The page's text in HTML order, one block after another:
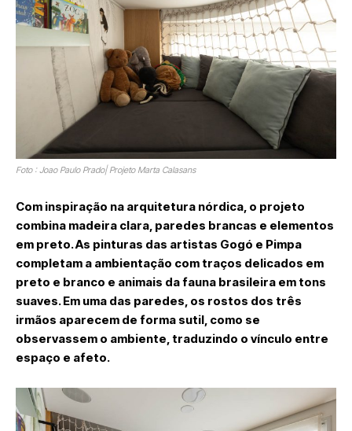
Foto : Joao Paulo Prado| Projeto Marta Calasans
Com inspiração na arquitetura nórdica, o projeto
combina madeira clara, paredes brancas e elementos
em preto. As pinturas das artistas Gogó e Pimpa
completam a ambientação com traços delicados em
preto e branco e animais da fauna brasileira em tons
suaves. Em uma das paredes, os rostos dos três
irmãos aparecem de forma sutil, como se
observassem o ambiente, traduzindo o vínculo entre
espaço e afeto.